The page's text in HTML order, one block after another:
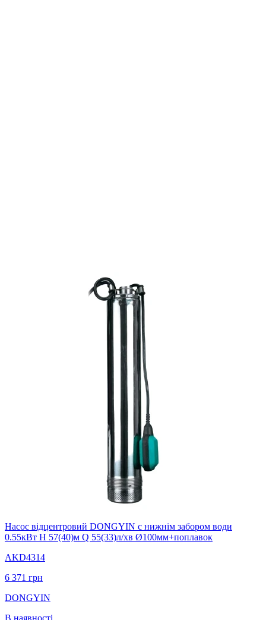
Насос вiдцентровий DONGYIN с нижнiм забором води
0.55кВт H 57(40)м Q 55(33)л/хв Ø100мм+поплавок
AKD4314
6 371 грн
DONGYIN
В наявності